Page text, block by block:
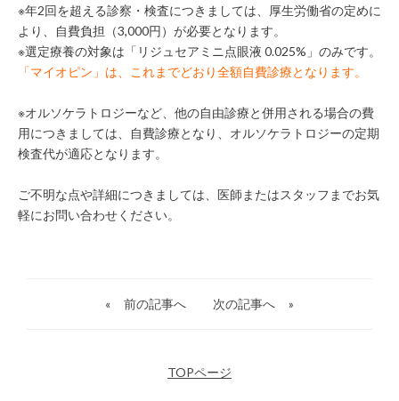
※年2回を超える診察・検査につきましては、厚生労働省の定めに
より、自費負担（3,000円）が必要となります。
※選定療養の対象は「リジュセアミニ点眼液 0.025%」のみです。
「マイオピン」は、これまでどおり全額自費診療となります。
※オルソケラトロジーなど、他の自由診療と併用される場合の費
用につきましては、自費診療となり、オルソケラトロジーの定期
検査代が適応となります。
ご不明な点や詳細につきましては、医師またはスタッフまでお気
軽にお問い合わせください。
« 前の記事へ 次の記事へ »
TOPページ